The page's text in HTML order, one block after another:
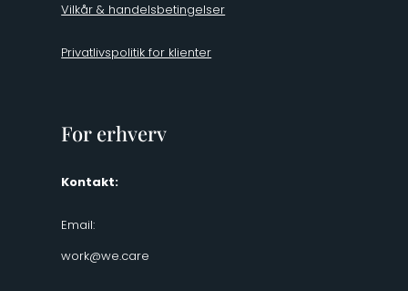
Vilkår & handelsbetingelser
Privatlivspolitik for klienter
For erhverv
Kontakt:
Email:
work@we.care